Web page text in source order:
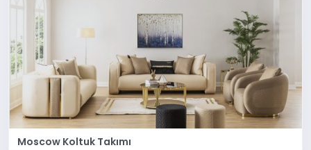
Moscow Koltuk Takımı